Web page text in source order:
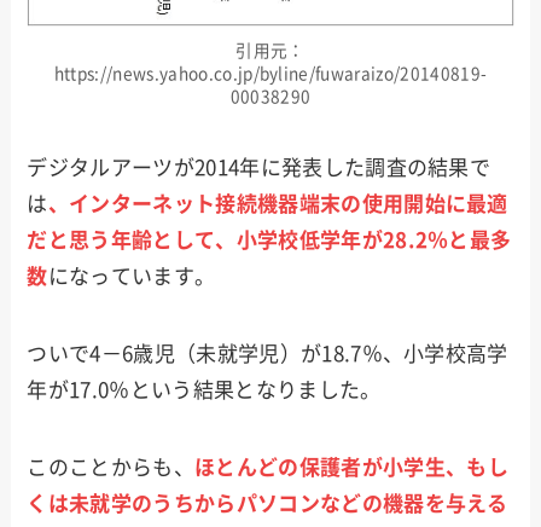
引用元：
https://news.yahoo.co.jp/byline/fuwaraizo/20140819-
00038290
デジタルアーツが2014年に発表した調査の結果で
は、インターネット接続機器端末の使用開始に最適
だと思う年齢として、小学校低学年が28.2％と最多
数になっています。
ついで4－6歳児（未就学児）が18.7％、小学校高学
年が17.0％という結果となりました。
このことからも、 ほとんどの保護者が小学生、もし
くは未就学のうちからパソコンなどの機器を与える